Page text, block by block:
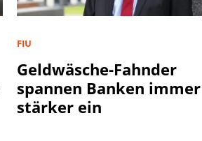
FIU
Geldwäsche-Fahnder
spannen Banken immer
stärker ein